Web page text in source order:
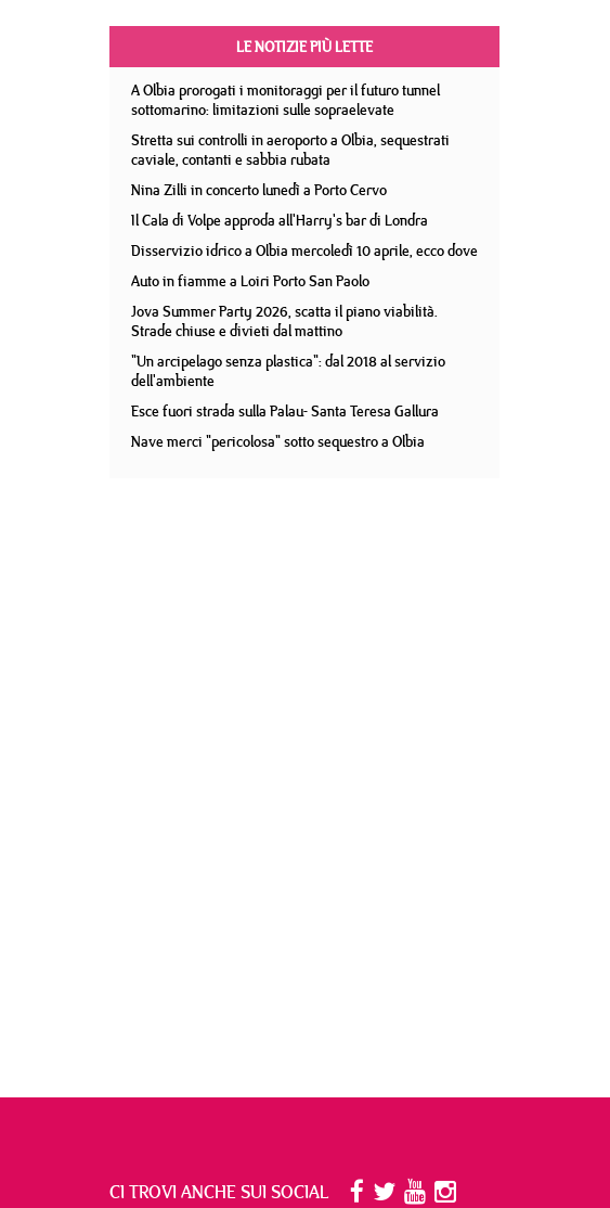
LE NOTIZIE PIÙ LETTE
A Olbia prorogati i monitoraggi per il futuro tunnel
sottomarino: limitazioni sulle sopraelevate
Stretta sui controlli in aeroporto a Olbia, sequestrati
caviale, contanti e sabbia rubata
Nina Zilli in concerto lunedì a Porto Cervo
Il Cala di Volpe approda all'Harry's bar di Londra
Disservizio idrico a Olbia mercoledì 10 aprile, ecco dove
Auto in fiamme a Loiri Porto San Paolo
Jova Summer Party 2026, scatta il piano viabilità.
Strade chiuse e divieti dal mattino
"Un arcipelago senza plastica": dal 2018 al servizio
dell'ambiente
Esce fuori strada sulla Palau- Santa Teresa Gallura
Nave merci "pericolosa" sotto sequestro a Olbia
CI TROVI ANCHE SUI SOCIAL